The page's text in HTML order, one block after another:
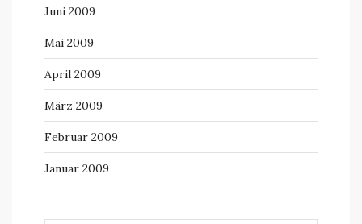
Juni 2009
Mai 2009
April 2009
März 2009
Februar 2009
Januar 2009